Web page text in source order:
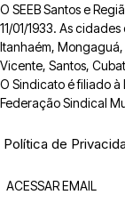
O SEEB Santos e
11/01/1933. As
Itanhaém,
Vicente, Santos,
O Sindicato é filiado à
Federação Sindical
Política de
ACESSAR EMAIL